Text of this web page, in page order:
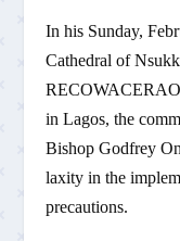
In his Sunday,
Cathedral of
in Lagos, the
Bishop Godfrey
laxity in the
precautions.